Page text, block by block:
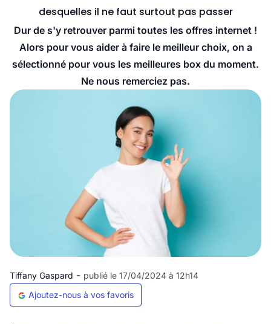
desquelles il ne faut surtout pas passer
Dur de s'y retrouver parmi toutes les offres internet !
Alors pour vous aider à faire le meilleur choix, on a
sélectionné pour vous les meilleures box du moment.
Ne nous remerciez pas.
Tiffany Gaspard - publié le 17/04/2024 à 12h14
Ajoutez-nous à vos favoris